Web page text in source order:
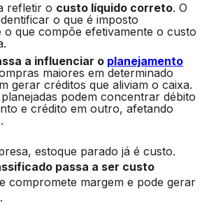
refletir o custo líquido correto. O
o que é imposto
o que compõe efetivamente o custo
a influenciar o planejamento
maiores em determinado
gerar créditos que aliviam o caixa.
podem concentrar débito
e crédito em outro, afetando
estoque parado já é custo.
passa a ser custo
compromete margem e pode gerar